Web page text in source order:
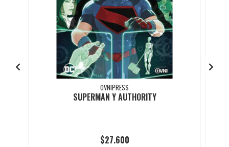
OVNIPRESS
SUPERMAN Y AUTHORITY
$27.600